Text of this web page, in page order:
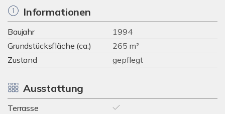
Informationen
Baujahr
1994
Grundstücksfläche (ca.)
265 m²
Zustand
gepflegt
Ausstattung
Terrasse